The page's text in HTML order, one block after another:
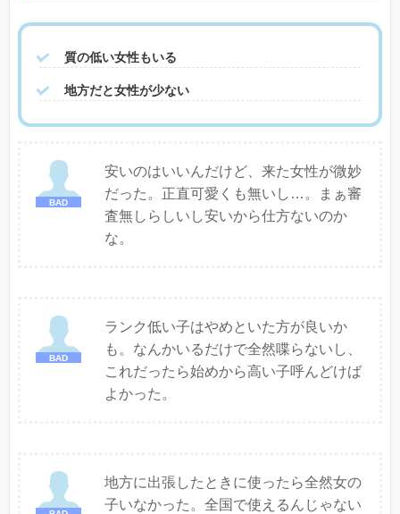
質の低い女性もいる
地方だと女性が少ない
安いのはいいんだけど、来た女性が微妙
だった。正直可愛くも無いし…。まぁ審
査無しらしいし安いから仕方ないのか
な。
ランク低い子はやめといた方が良いか
も。なんかいるだけで全然喋らないし、
これだったら始めから高い子呼んどけば
よかった。
地方に出張したときに使ったら全然女の
子いなかった。全国で使えるんじゃない